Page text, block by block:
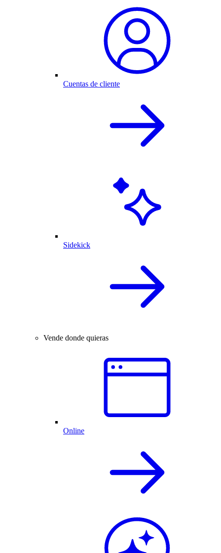
Cuentas de cliente
Sidekick
Vende donde quieras
Online